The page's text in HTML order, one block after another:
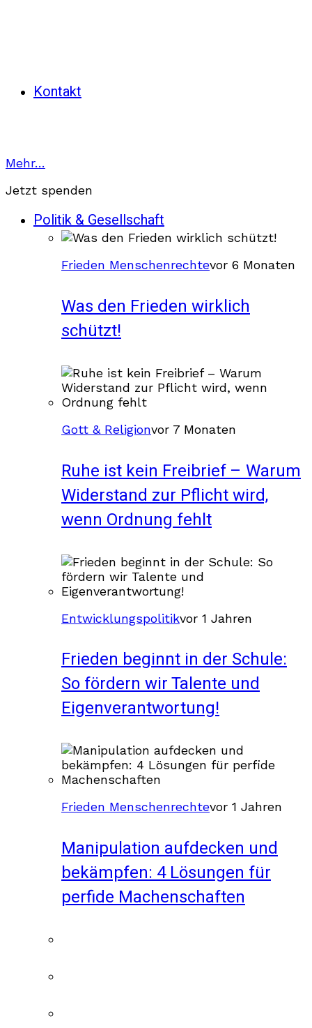
Kontakt
Mehr…
Jetzt spenden
Politik & Gesellschaft
Frieden Menschenrechtevor 6 Monaten
Was den Frieden wirklich
schützt!
Gott & Religionvor 7 Monaten
Ruhe ist kein Freibrief – Warum
Widerstand zur Pflicht wird,
wenn Ordnung fehlt
Entwicklungspolitikvor 1 Jahren
Frieden beginnt in der Schule:
So fördern wir Talente und
Eigenverantwortung!
Frieden Menschenrechtevor 1 Jahren
Manipulation aufdecken und
bekämpfen: 4 Lösungen für
perfide Machenschaften